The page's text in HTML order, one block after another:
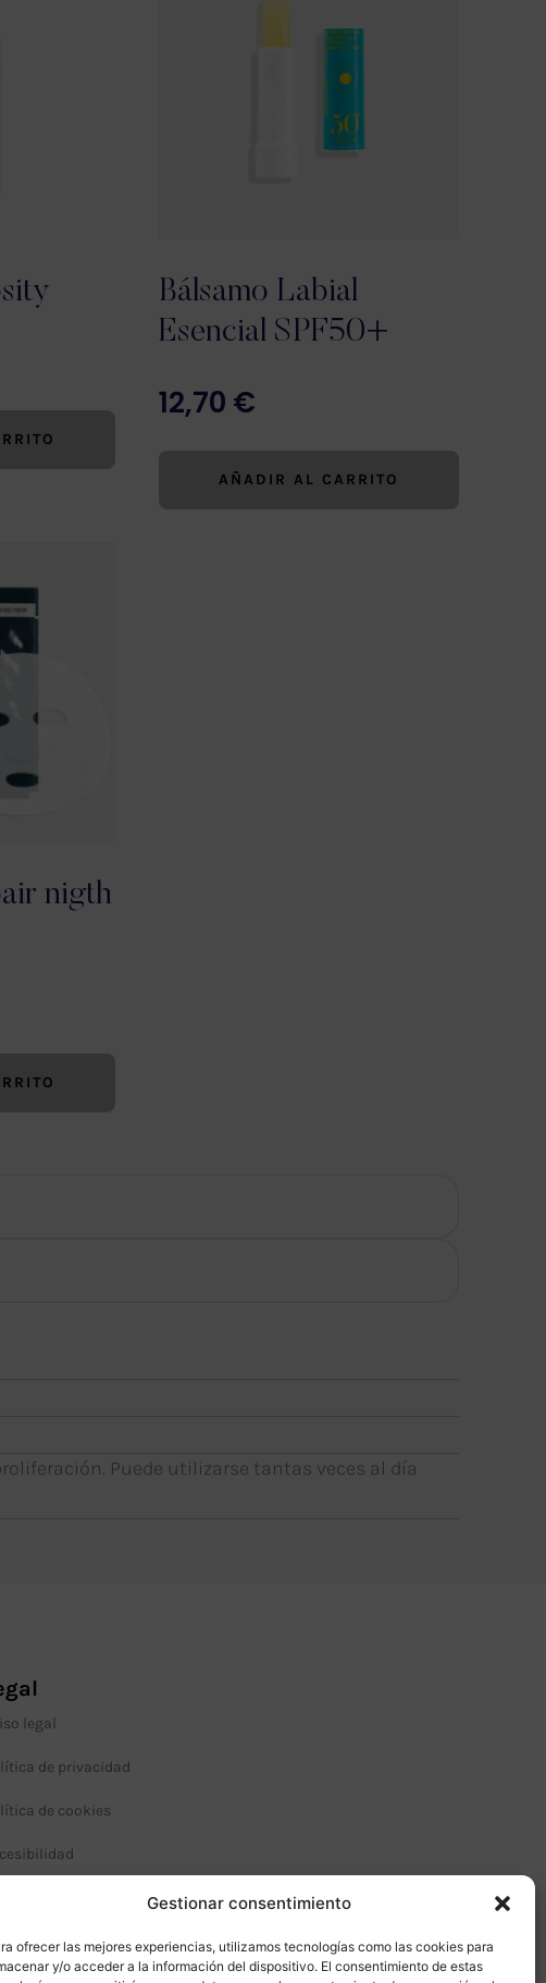
Gestionar consentimiento
ofrecer las mejores experiencias, utilizamos tecnologías como las cookies para
y/o acceder a la información del dispositivo. El consentimiento de estas
Bálsamo Labial
Esencial SPF50+
12,70 €
AÑADIR AL CARRITO
nigth
Puede utilizarse tantas veces al día
legal
de privacidad
de cookies
y condiciones de compra